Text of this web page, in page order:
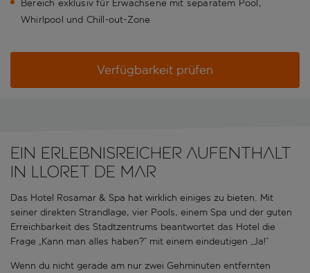
Bereich exklusiv für Erwachsene mit separatem Pool,
Whirlpool und Chill-out-Zone
Verfügbarkeit prüfen
Ein erlebnisreicher Aufenthalt
in Lloret de Mar
Das Hotel Rosamar & Spa hat wirklich einiges zu bieten. Mit
seiner direkten Strandlage, vier Pools, einem Spa und der guten
Erreichbarkeit des Stadtzentrums beantwortet das Hotel die
Frage „Kann man alles haben?“ mit einem eindeutigen „Ja!“
Wenn du nicht gerade am nur zwei Gehminuten entfernten